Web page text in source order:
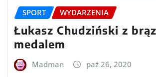
SPORT WYDARZENIA
Łukasz Chudziński z
medalem
Madman paź 26, 2020